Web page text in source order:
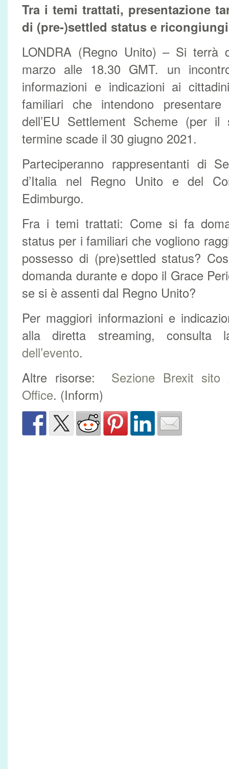
Tra i temi trattati, presentazione
di (pre-)settled status e
LONDRA (Regno Unito) – Si terrà
marzo alle 18.30 GMT. un
informazioni e indicazioni ai
familiari che intendono presentare
dell’EU Settlement Scheme (per
termine scade il 30 giugno 2021.
Parteciperanno rappresentanti di
d’Italia nel Regno Unito e del
Edimburgo.
Fra i temi trattati: Come si fa
status per i familiari che vogliono
possesso di (pre)settled status?
domanda durante e dopo il Grace
se si è assenti dal Regno Unito?
Per maggiori informazioni e
alla diretta streaming,
dell’evento.
Altre risorse: Sezione Brexit sito
Office. (Inform)